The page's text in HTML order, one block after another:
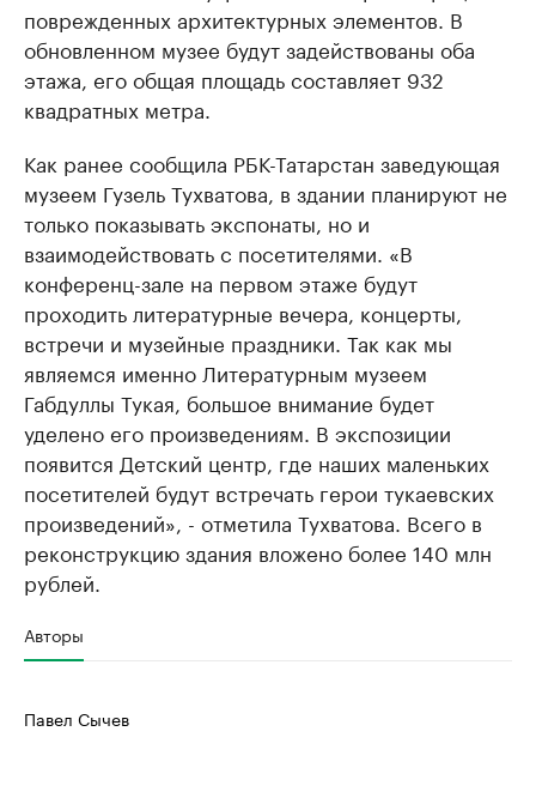
поврежденных архитектурных элементов. В
обновленном музее будут задействованы оба
этажа, его общая площадь составляет 932
квадратных метра.
Как ранее сообщила РБК-Татарстан заведующая
музеем Гузель Тухватова, в здании планируют не
только показывать экспонаты, но и
взаимодействовать с посетителями. «В
конференц-зале на первом этаже будут
проходить литературные вечера, концерты,
встречи и музейные праздники. Так как мы
являемся именно Литературным музеем
Габдуллы Тукая, большое внимание будет
уделено его произведениям. В экспозиции
появится Детский центр, где наших маленьких
посетителей будут встречать герои тукаевских
произведений», - отметила Тухватова. Всего в
реконструкцию здания вложено более 140 млн
рублей.
Авторы
Павел Сычев